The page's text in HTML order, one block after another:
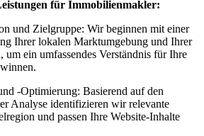
für Immobilienmakler:
und Zielgruppe: Wir beginnen mit einer
Ihrer lokalen Marktumgebung und Ihrer
um ein umfassendes Verständnis für Ihre
-Optimierung: Basierend auf den
Analyse identifizieren wir relevante
und passen Ihre Website-Inhalte